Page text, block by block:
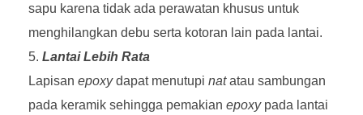
sapu karena tidak ada perawatan khusus untuk
menghilangkan debu serta kotoran lain pada lantai.
Lantai Lebih Rata
Lapisan epoxydapat menutupi natatau sambungan
pada keramik sehingga pemakian epoxypada lantai